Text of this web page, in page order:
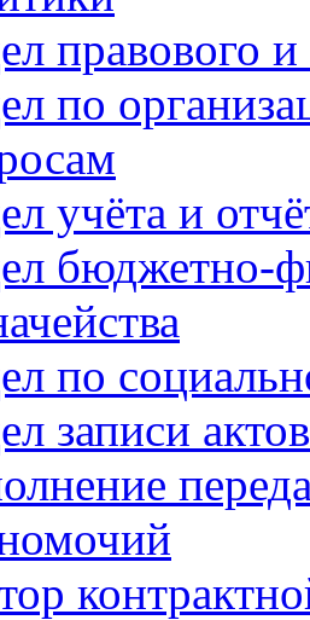
правового
по
учёта и
бюджетно-
по
записи